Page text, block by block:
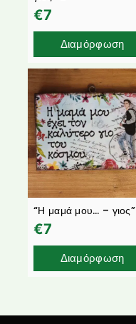
€7
Διαμόρφωση
“Η μαμά μου… – γιος”
€7
Διαμόρφωση